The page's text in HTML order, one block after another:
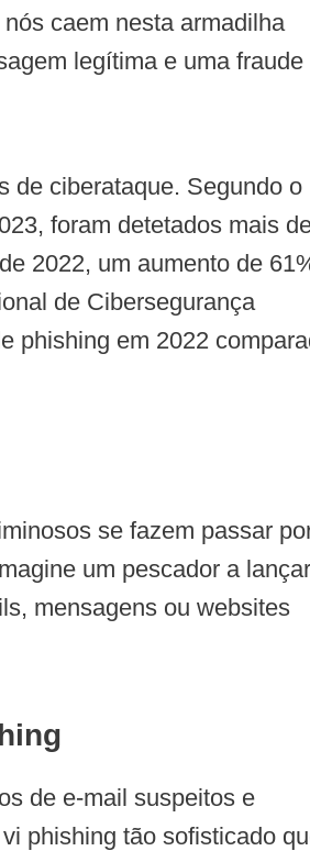
caem nesta armadilha
legítima e uma fraude
de ciberataque. Segundo o
foram detetados mais
2022, um aumento de
de Cibersegurança
phishing em 2022
se fazem passar
um pescador a
mensagens ou websites
de e-mail suspeitos e
phishing tão sofisticado